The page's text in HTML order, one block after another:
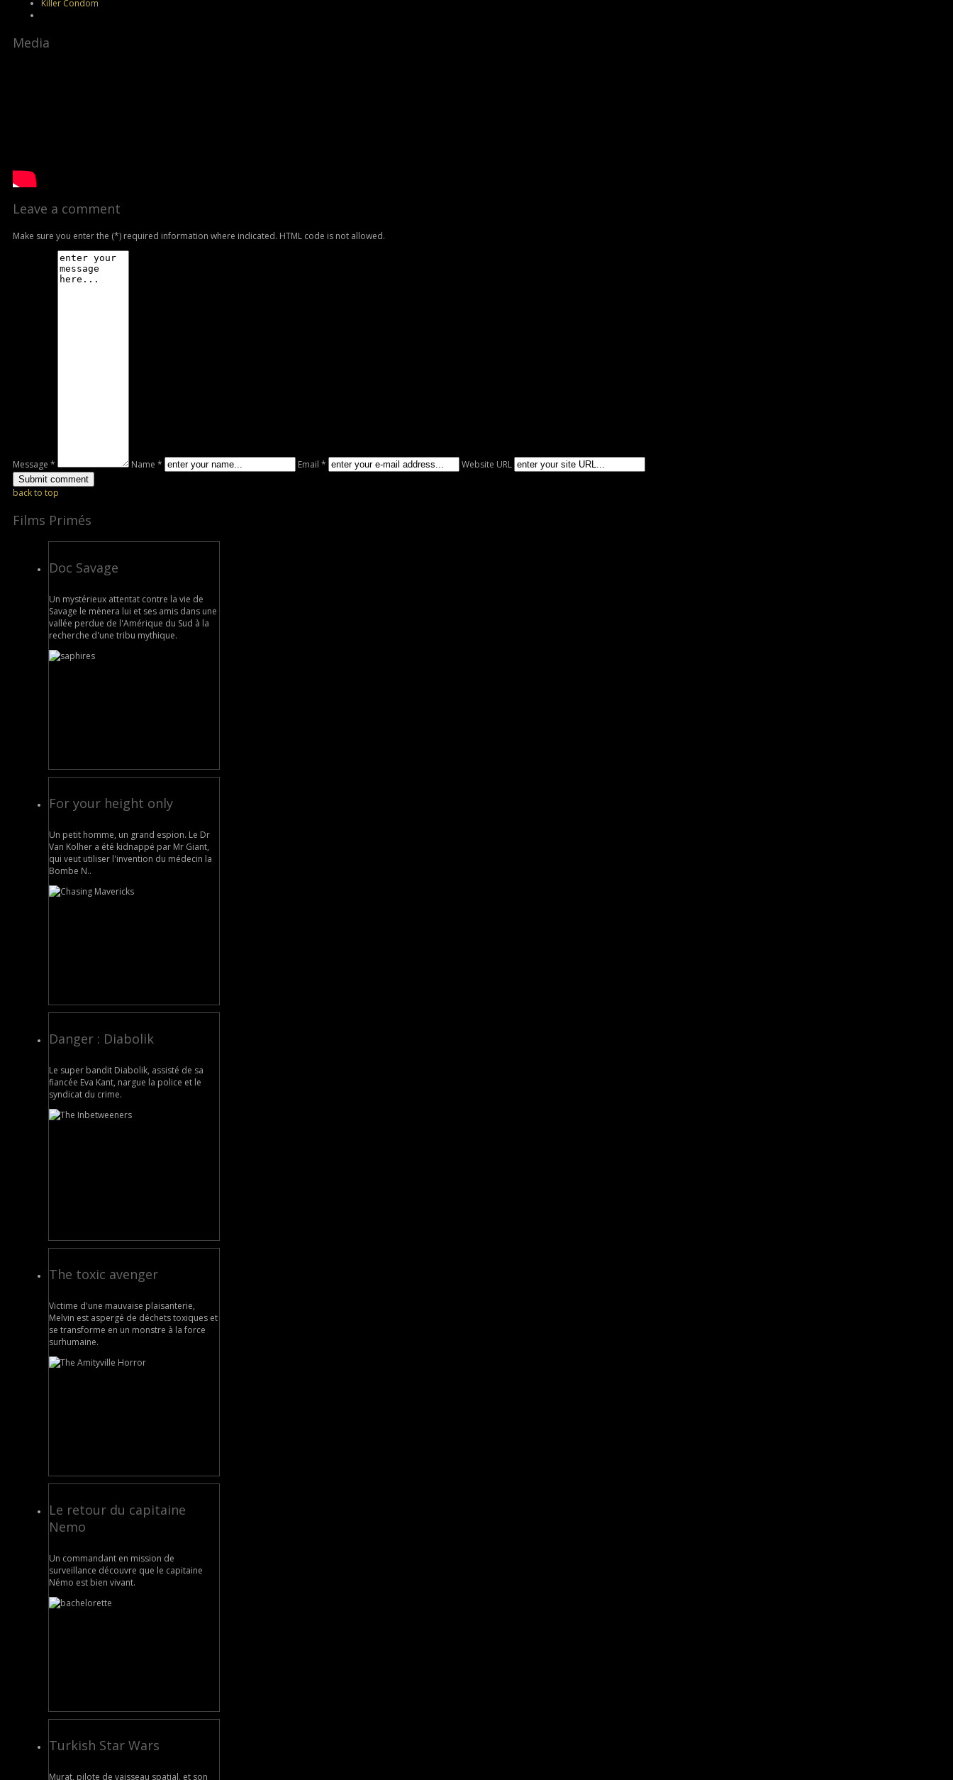
Killer Condom
Media
Leave a comment
Make sure you enter the (*) required information where indicated. HTML code is not allowed.
Message * Name * Email * Website URL
back to top
Films Primés
Doc Savage
Un mystérieux attentat contre la vie de
Savage le mènera lui et ses amis dans une
vallée perdue de l'Amérique du Sud à la
recherche d'une tribu mythique.
For your height only
Un petit homme, un grand espion. Le Dr
Van Kolher a été kidnappé par Mr Giant,
qui veut utiliser l'invention du médecin la
Bombe N..
Danger : Diabolik
Le super bandit Diabolik, assisté de sa
fiancée Eva Kant, nargue la police et le
syndicat du crime.
The toxic avenger
Victime d'une mauvaise plaisanterie,
Melvin est aspergé de déchets toxiques et
se transforme en un monstre à la force
surhumaine.
Le retour du capitaine
Nemo
Un commandant en mission de
surveillance découvre que le capitaine
Némo est bien vivant.
Turkish Star Wars
Murat, pilote de vaisseau spatial, et son